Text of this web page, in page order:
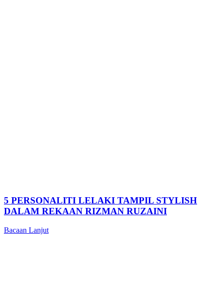
5 PERSONALITI LELAKI TAMPIL STYLISH
DALAM REKAAN RIZMAN RUZAINI
Bacaan Lanjut